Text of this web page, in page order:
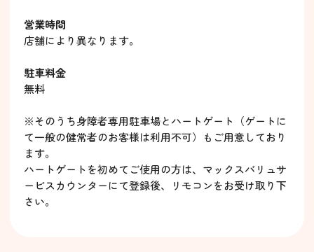
営業時間
店舗により異なります。
駐車料金
無料
※そのうち身障者専用駐車場とハートゲート（ゲートに
て一般の健常者のお客様は利用不可）もご用意しており
ます。
ハートゲートを初めてご使用の方は、マックスバリュサ
ービスカウンターにて登録後、リモコンをお受け取り下
さい。